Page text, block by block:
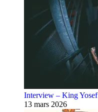
Interview – King Yosef
13 mars 2026